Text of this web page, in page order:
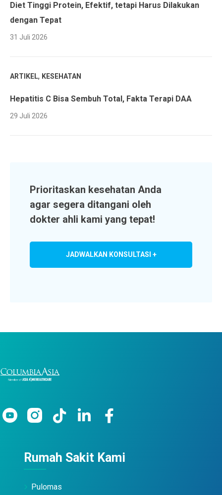
Diet Tinggi Protein, Efektif, tetapi Harus Dilakukan
dengan Tepat
31 Juli 2026
ARTIKEL, KESEHATAN
Hepatitis C Bisa Sembuh Total, Fakta Terapi DAA
29 Juli 2026
Prioritaskan kesehatan Anda
agar segera ditangani oleh
dokter ahli kami yang tepat!
JADWALKAN KONSULTASI +
Rumah Sakit Kami
Pulomas